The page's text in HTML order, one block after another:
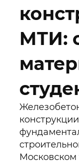
МТИ:
Московском